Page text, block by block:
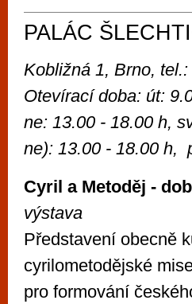
PALÁC
Kobližná 1, Brno,
Otevírací doba: út:
ne: 13.00 - 18.00 h,
ne): 13.00 - 18.00 h,
Cyril a Metoděj -
výstava
Představení obecně
cyrilometodějské
pro formování